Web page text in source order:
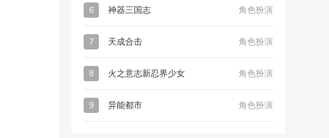
6 神器三国志 角色扮演
7 天成合击 角色扮演
8 火之意志新忍界少女 角色扮演
9 异能都市 角色扮演